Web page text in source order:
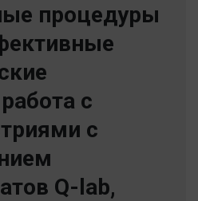
процедуры
с
с
Q-lab,